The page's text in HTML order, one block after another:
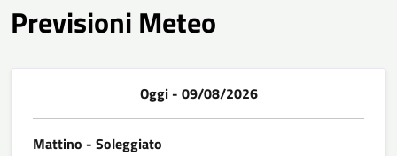
Previsioni Meteo
Oggi - 09/08/2026
Mattino - Soleggiato